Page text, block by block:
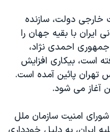
دولت، سازنده
ایران با بقیه جهان را
احمدی نژاد،
است، بیکاری افزایش
تهران پائین آمده است.
آغاز می شود.
شورای امنیت سازمان ملل